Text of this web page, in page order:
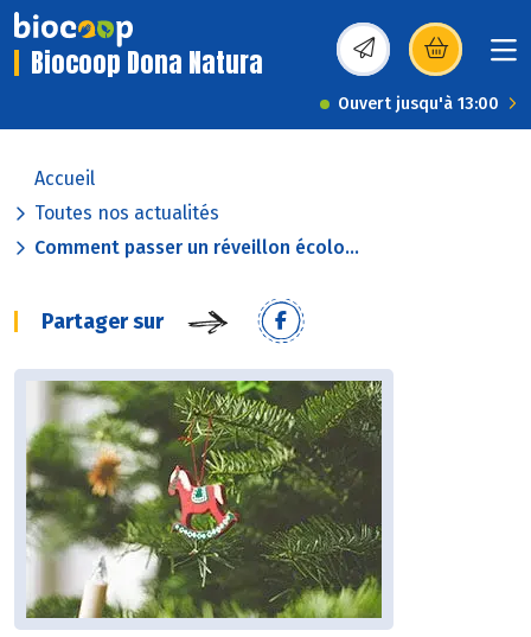
Biocoop Dona Natura (s’ouvre dans une
Ouvert jusqu'à 13:00
Accueil
Toutes nos actualités
Comment passer un réveillon écolo...
Partager sur